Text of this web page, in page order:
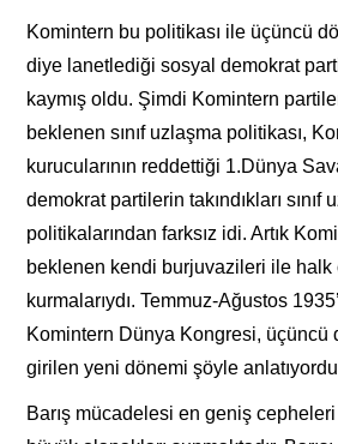
Komintern bu politikası ile üçüncü
diye lanetlediği sosyal demokrat
kaymış oldu. Şimdi Komintern
beklenen sınıf uzlaşma politikası,
kurucularının reddettiği 1.Dünya
demokrat partilerin takındıkları sınıf
politikalarından farksız idi. Artık
beklenen kendi burjuvazileri ile halk
kurmalarıydı. Temmuz-Ağustos
Komintern Dünya Kongresi, üçüncü
girilen yeni dönemi şöyle
Barış mücadelesi en geniş